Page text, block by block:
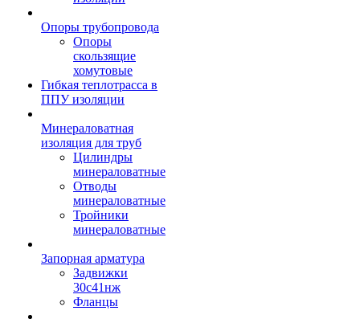
Опоры трубопровода
Опоры
скользящие
хомутовые
Гибкая теплотрасса в
ППУ изоляции
Минераловатная
изоляция для труб
Цилиндры
минераловатные
Отводы
минераловатные
Тройники
минераловатные
Запорная арматура
Задвижки
30с41нж
Фланцы